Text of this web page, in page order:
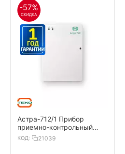
-57%
СКИДКА
Астра-712/1 Прибор
приемно-контрольный
охранно-пожарный 1
ШС,ИП
КОД: 21039